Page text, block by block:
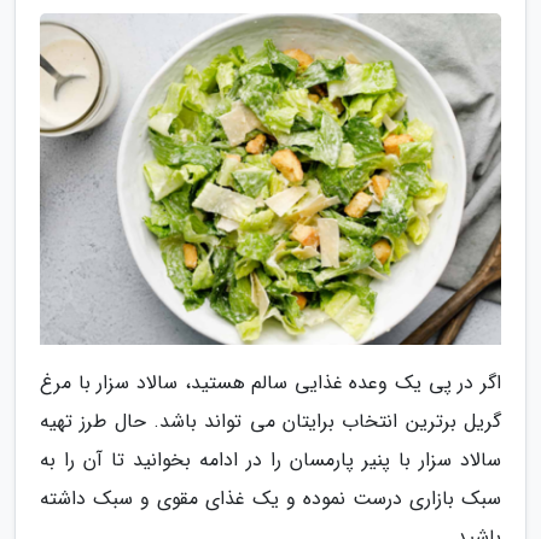
اگر در پی یک وعده غذایی سالم هستید، سالاد سزار با مرغ
گریل برترین انتخاب برایتان می تواند باشد. حال طرز تهیه
سالاد سزار با پنیر پارمسان را در ادامه بخوانید تا آن را به
سبک بازاری درست نموده و یک غذای مقوی و سبک داشته